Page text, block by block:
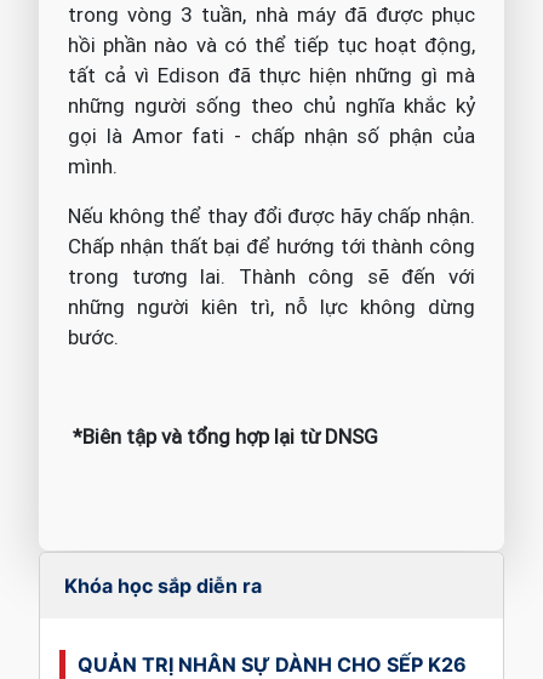
trong vòng 3 tuần, nhà máy đã được phục
hồi phần nào và có thể tiếp tục hoạt động,
tất cả vì Edison đã thực hiện những gì mà
những người sống theo chủ nghĩa khắc kỷ
gọi là Amor fati - chấp nhận số phận của
mình.
Nếu không thể thay đổi được hãy chấp nhận.
Chấp nhận thất bại để hướng tới thành công
trong tương lai. Thành công sẽ đến với
những người kiên trì, nỗ lực không dừng
bước.
*Biên tập và tổng hợp lại từ DNSG
Khóa học sắp diễn ra
QUẢN TRỊ NHÂN SỰ DÀNH CHO SẾP K26